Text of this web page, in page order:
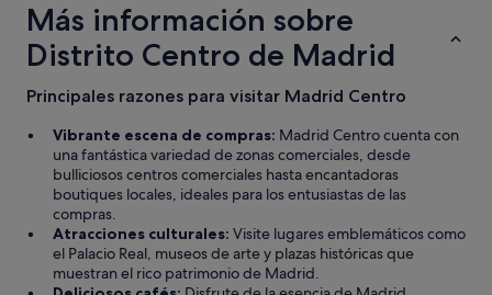
Más información sobre
Distrito Centro de Madrid
Principales razones para visitar Madrid Centro
Vibrante escena de compras: Madrid Centro cuenta con
una fantástica variedad de zonas comerciales, desde
bulliciosos centros comerciales hasta encantadoras
boutiques locales, ideales para los entusiastas de las
compras.
Atracciones culturales: Visite lugares emblemáticos como
el Palacio Real, museos de arte y plazas históricas que
muestran el rico patrimonio de Madrid.